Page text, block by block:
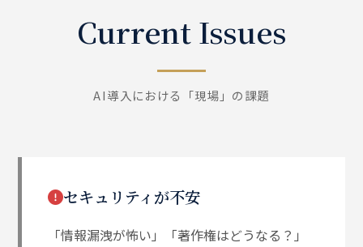
Current Issues
AI導入における「現場」の課題
セキュリティが不安
「情報漏洩が怖い」「著作権はどうなる？」